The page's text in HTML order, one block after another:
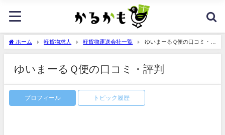
ホーム 軽貨物求人 軽貨物運送会社一覧
ゆいまーるＱ便の口コミ・評
判
ゆいまーるＱ便の口コミ・評判
プロフィール トピック履歴